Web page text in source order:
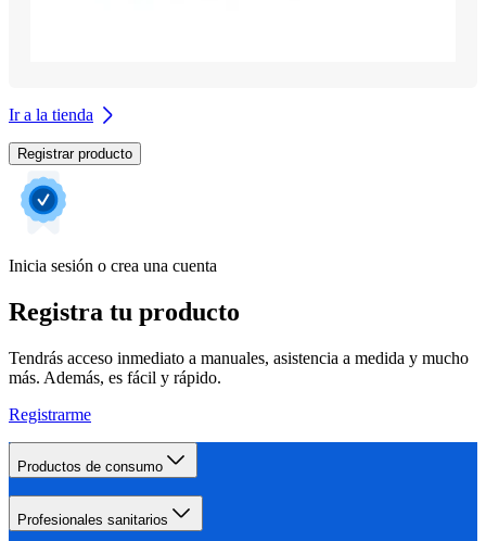
Ir a la tienda
Registrar producto
Inicia sesión o crea una cuenta
Registra tu producto
Tendrás acceso inmediato a manuales, asistencia a medida y mucho
más. Además, es fácil y rápido.
Registrarme
Productos de consumo
Profesionales sanitarios